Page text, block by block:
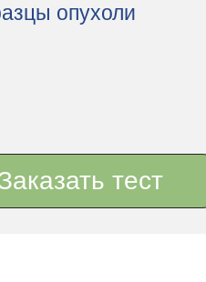
опухоли
тест